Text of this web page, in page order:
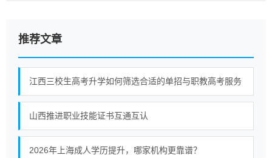
推荐文章
江西三校生高考升学如何筛选合适的单招与职教高考服务
山西推进职业技能证书互通互认
2026年上海成人学历提升，哪家机构更靠谱？